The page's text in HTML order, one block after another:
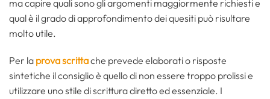
ma capire quali sono gli argomenti maggiormente richiesti e
qual è il grado di approfondimento dei quesiti può risultare
molto utile.
Per la prova scrittache prevede elaborati o risposte
sintetiche il consiglio è quello di non essere troppo prolissi e
utilizzare uno stile di scrittura diretto ed essenziale. I